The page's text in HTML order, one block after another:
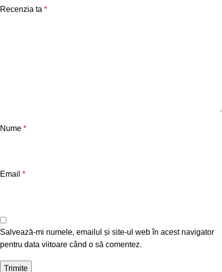
Recenzia ta *
Nume *
Email *
Salvează-mi numele, emailul și site-ul web în acest navigator
pentru data viitoare când o să comentez.